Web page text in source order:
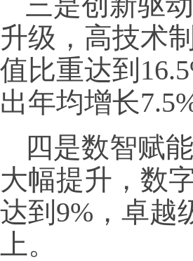
升级，高技术
值比重达到
出年均增长
四是数智赋
大幅提升，数
达到9%，卓越
上。